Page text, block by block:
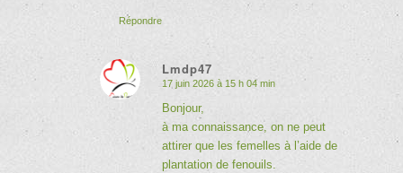
Répondre
Lmdp47
dit
17 juin 2026 à 15 h 04 min
Bonjour,
à ma connaissance, on ne peut
attirer que les femelles à l’aide de
plantation de fenouils.